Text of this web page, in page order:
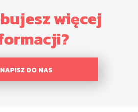
więcej
NAPISZ DO NAS